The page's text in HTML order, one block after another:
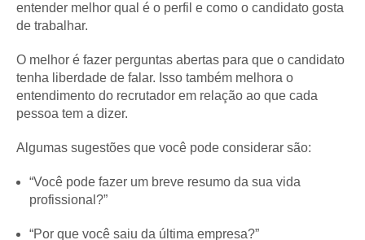
entender melhor qual é o perfil e como o candidato gosta
de trabalhar.
O melhor é fazer perguntas abertas para que o candidato
tenha liberdade de falar. Isso também melhora o
entendimento do recrutador em relação ao que cada
pessoa tem a dizer.
Algumas sugestões que você pode considerar são:
“Você pode fazer um breve resumo da sua vida
profissional?”
“Por que você saiu da última empresa?”